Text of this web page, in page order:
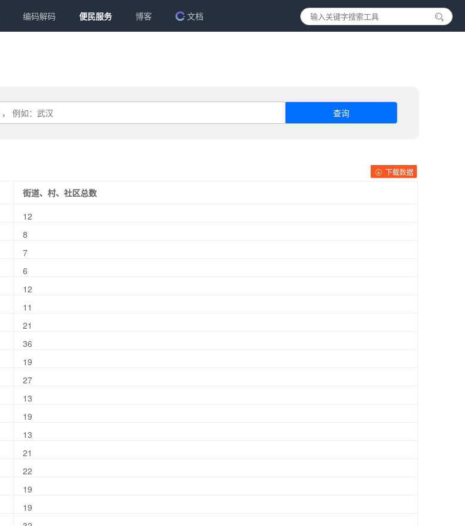
编码解码 便民服务 博客 文档
查询
下载数据
街道、村、社区总数
12
8
7
6
12
11
21
36
19
27
13
19
13
21
22
19
19